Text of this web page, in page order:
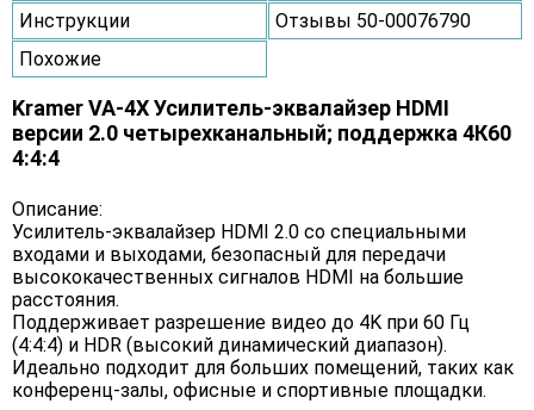
Инструкции
Отзывы 50-00076790
Похожие
Kramer VA-4X Усилитель-эквалайзер HDMI
версии 2.0 четырехканальный; поддержка 4К60
4:4:4
Описание:
Усилитель-эквалайзер HDMI 2.0 со специальными
входами и выходами, безопасный для передачи
высококачественных сигналов HDMI на большие
расстояния.
Поддерживает разрешение видео до 4K при 60 Гц
(4:4:4) и HDR (высокий динамический диапазон).
Идеально подходит для больших помещений, таких как
конференц-залы, офисные и спортивные площадки.